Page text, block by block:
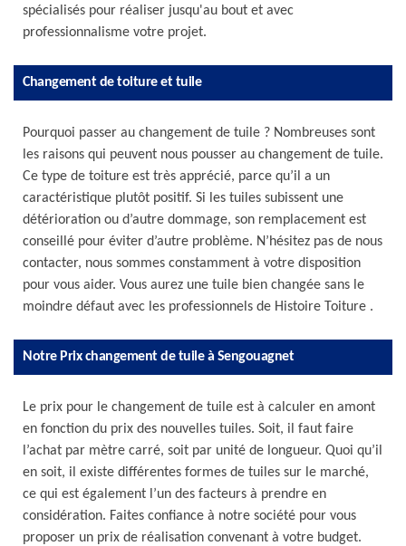
spécialisés pour réaliser jusqu'au bout et avec
professionnalisme votre projet.
Changement de toiture et tuile
Pourquoi passer au changement de tuile ? Nombreuses sont
les raisons qui peuvent nous pousser au changement de tuile.
Ce type de toiture est très apprécié, parce qu’il a un
caractéristique plutôt positif. Si les tuiles subissent une
détérioration ou d’autre dommage, son remplacement est
conseillé pour éviter d’autre problème. N’hésitez pas de nous
contacter, nous sommes constamment à votre disposition
pour vous aider. Vous aurez une tuile bien changée sans le
moindre défaut avec les professionnels de Histoire Toiture .
Notre Prix changement de tuile à Sengouagnet
Le prix pour le changement de tuile est à calculer en amont
en fonction du prix des nouvelles tuiles. Soit, il faut faire
l’achat par mètre carré, soit par unité de longueur. Quoi qu’il
en soit, il existe différentes formes de tuiles sur le marché,
ce qui est également l’un des facteurs à prendre en
considération. Faites confiance à notre société pour vous
proposer un prix de réalisation convenant à votre budget.